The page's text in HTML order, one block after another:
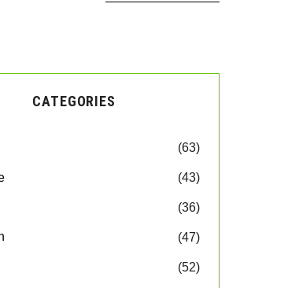
CATEGORIES
(63)
(43)
(36)
(47)
(52)